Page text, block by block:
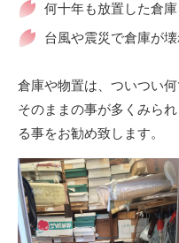
何十年も放置した倉
台風や震災で倉庫が壊
倉庫や物置は、ついつい
そのままの事が多くみら
る事をお勧め致します。